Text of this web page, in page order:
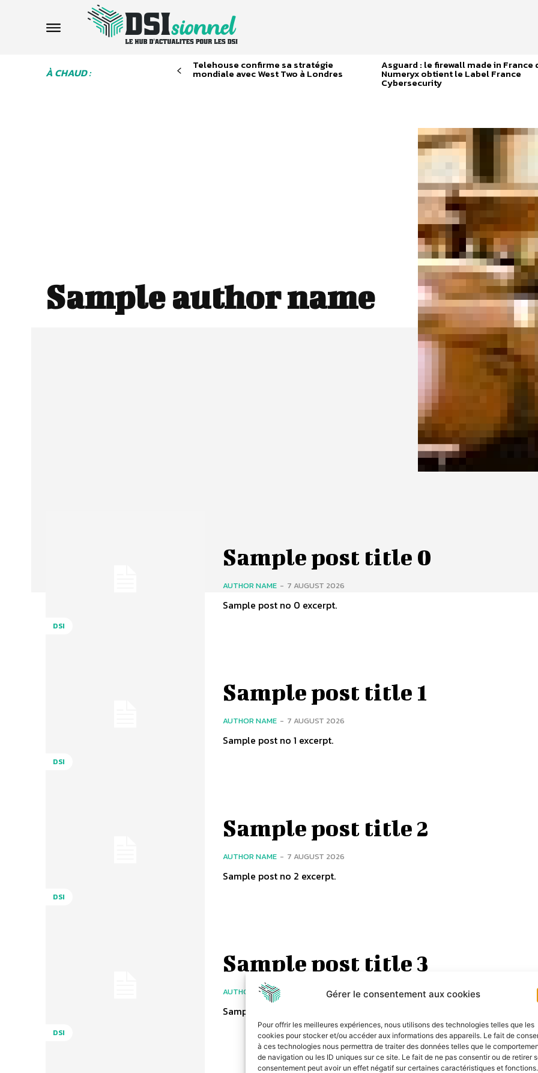
Gérer le consentement aux cookies
Pour offrir les meilleures expériences, nous utilisons des technologies telles que les
cookies pour stocker et/ou accéder aux informations des appareils. Le fait de
à ces technologies nous permettra de traiter des données telles que le
de navigation ou les ID uniques sur ce site. Le fait de ne pas consentir ou de retirer
consentement peut avoir un effet négatif sur certaines caractéristiques et fonctions.
À CHAUD :
Telehouse confirme sa stratégie
mondiale avec West Two à Londres
Asguard : le firewall made in France
Numeryx obtient le Label France
Cybersecurity
Sample author name
DSI
Sample post title 0
AUTHOR NAME - 7 AUGUST 2026
Sample post no 0 excerpt.
DSI
Sample post title 1
AUTHOR NAME - 7 AUGUST 2026
Sample post no 1 excerpt.
DSI
Sample post title 2
AUTHOR NAME - 7 AUGUST 2026
Sample post no 2 excerpt.
DSI
Sample post title 3
AUTHOR NAME - 7 AUGUST 2026
Sample post no 3 excerpt.